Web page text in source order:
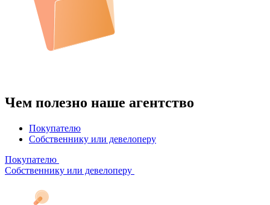
Чем полезно наше агентство
Покупателю
Собственнику или девелоперу
Покупателю
Собственнику или девелоперу